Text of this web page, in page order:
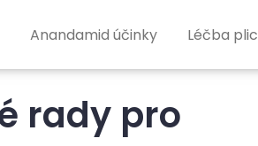
Anandamid účinky Léčba plic
rady pro